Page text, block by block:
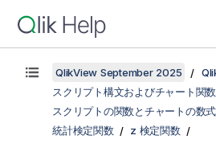
QlikView September 2025
スクリプト構文およびチャート関数
スクリプトの関数とチャートの数式
統計検定関数
z 検定関数